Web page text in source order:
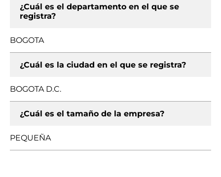
¿Cuál es el departamento en el que se
registra?
BOGOTA
¿Cuál es la ciudad en el que se registra?
BOGOTA D.C.
¿Cuál es el tamaño de la empresa?
PEQUEÑA